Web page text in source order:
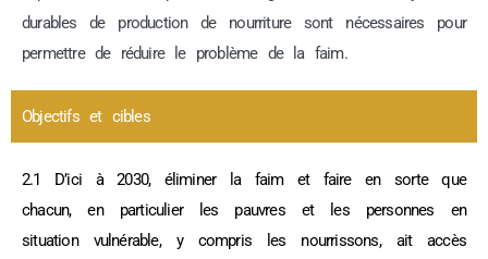
durables de production de nourriture sont nécessaires pour
permettre de réduire le problème de la faim.
Objectifs et cibles
2.1 D’ici à 2030, éliminer la faim et faire en sorte que
chacun, en particulier les pauvres et les personnes en
situation vulnérable, y compris les nourrissons, ait accès